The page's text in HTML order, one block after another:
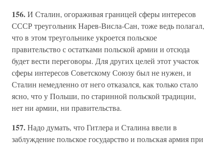
156.И Сталин, огораживая границей сферы интересов
СССР треугольник Нарев-Висла-Сан, тоже ведь полагал,
что в этом треугольнике укроется польское
правительство с остатками польской армии и отсюда
будет вести переговоры. Для других целей этот участок
сферы интересов Советскому Союзу был не нужен, и
Сталин немедленно от него отказался, как только стало
ясно, что у Польши, по старинной польской традиции,
нет ни армии, ни правительства.
157.Надо думать, что Гитлера и Сталина ввели в
заблуждение польское государство и польская армия при